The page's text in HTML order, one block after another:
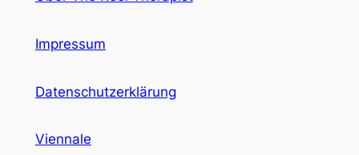
Impressum
Datenschutzerklärung
Viennale